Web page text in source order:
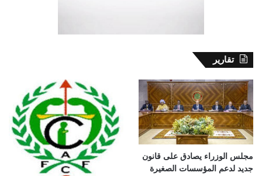
تقارير
مجلس الوزراء يصادق على قانون
جديد لدعم المؤسسات الصغيرة